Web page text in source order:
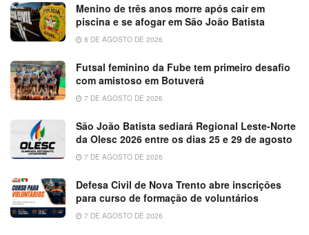
Menino de três anos morre após cair em
piscina e se afogar em São João Batista
8 DE AGOSTO DE 2026
Futsal feminino da Fube tem primeiro desafio
com amistoso em Botuverá
7 DE AGOSTO DE 2026
São João Batista sediará Regional Leste-Norte
da Olesc 2026 entre os dias 25 e 29 de agosto
7 DE AGOSTO DE 2026
Defesa Civil de Nova Trento abre inscrições
para curso de formação de voluntários
7 DE AGOSTO DE 2026